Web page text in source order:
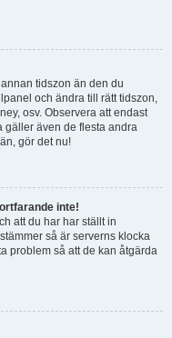
tidszon än den du
och ändra till rätt tidszon,
osv. Observera att endast
gäller även de flesta andra
gör det nu!
inte!
att du har har ställt in
så är serverns klocka
problem så att de kan åtgärda